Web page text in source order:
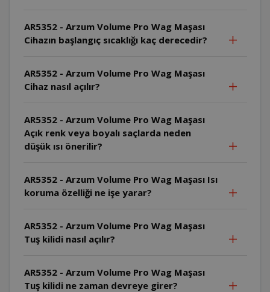
AR5352 - Arzum Volume Pro Wag Maşası
Cihazın başlangıç sıcaklığı kaç derecedir?
AR5352 - Arzum Volume Pro Wag Maşası
Cihaz nasıl açılır?
AR5352 - Arzum Volume Pro Wag Maşası
Açık renk veya boyalı saçlarda neden
düşük ısı önerilir?
AR5352 - Arzum Volume Pro Wag Maşası Isı
koruma özelliği ne işe yarar?
AR5352 - Arzum Volume Pro Wag Maşası
Tuş kilidi nasıl açılır?
AR5352 - Arzum Volume Pro Wag Maşası
Tuş kilidi ne zaman devreye girer?